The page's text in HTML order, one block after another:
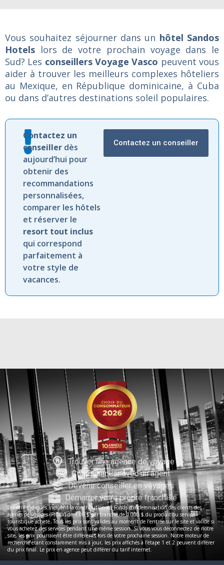
Vous souhaitez séjourner dans un hôtel Sandos
Hotels lors de votre prochain voyage dans le
Sud? Les conseillers Voyage Vasco peuvent vous
aider à trouver les meilleurs complexes hôteliers
au Mexique, en République dominicaine, à Cuba
ou dans d’autres destinations soleil populaires.
Contactez un
conseiller dès
aujourd’hui pour
obtenir des
recommandations
personnalisées,
comparer les hôtels
et réserver le
resort tout inclus
qui correspond
parfaitement à
votre style de
vacances.
Contactez un conseiller
Trouver une agence de voyage
Communiquer avec un agent
Devenir conseiller en voyages
Démarrer votre propre franchise
Les prix indiqués incluent la contribution au Fonds d’indemnisation des clients des
agents de voyages (FICAV) de 1,00 $ par tranche de 1 000 $ du produit ou service
touristique acheté. Tous les prix sont valides au moment de l’entrée sur le site et valide si
vous achetez des services pendant une même session. Si vous vous déconnectez de notre
site, les prix pourraient être différents lors de votre prochaine session. Notre moteur de
recherche étant constamment mis à jour, les prix affichés à l’étape 1 et 2 peuvent différer
du prix final. Le prix en agence peut différer du tarif internet.